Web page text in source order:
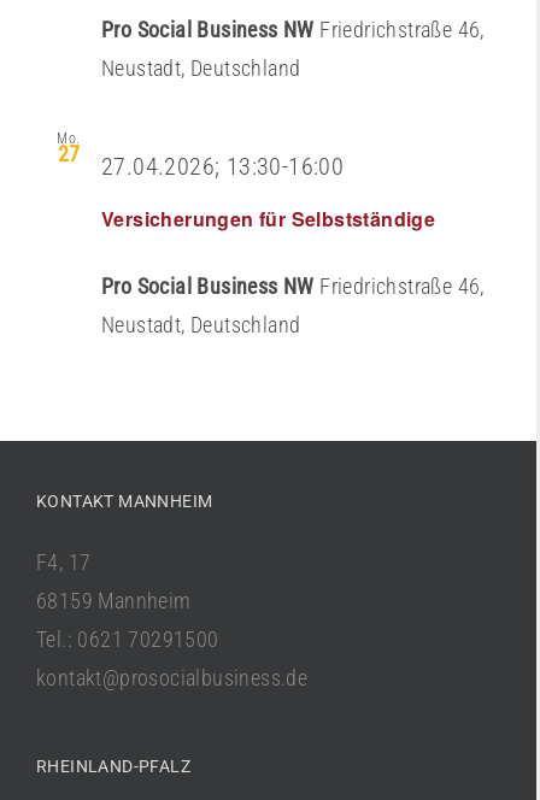
Pro Social Business NW Friedrichstraße 46,
Neustadt, Deutschland
Mo.
27
Versicherungen für Selbstständige
27.04.2026; 13:30-16:00
Pro Social Business NW Friedrichstraße 46,
Neustadt, Deutschland
KONTAKT MANNHEIM
F4, 17
68159 Mannheim
Tel.: 0621 70291500
kontakt@prosocialbusiness.de
RHEINLAND-PFALZ